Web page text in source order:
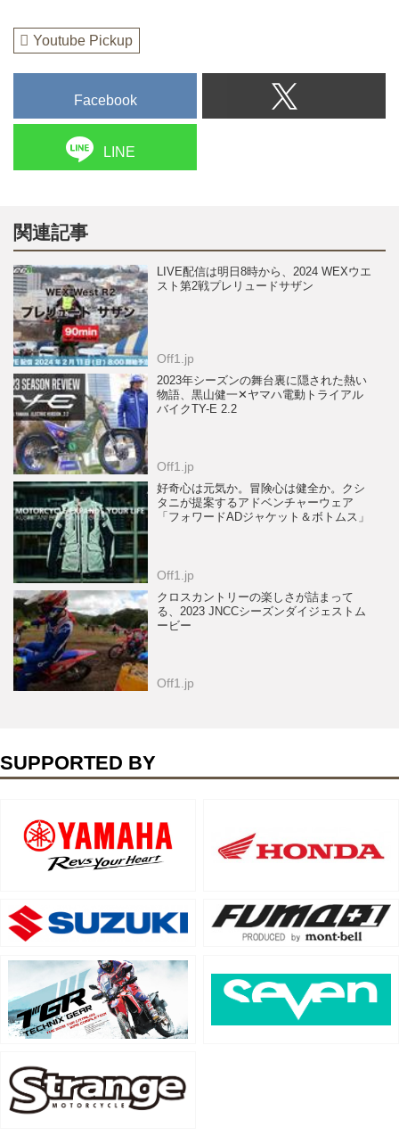
Youtube Pickup
Facebook
LINE
関連記事
LIVE配信は明日8時から、2024 WEXウエ
スト第2戦プレリュードサザン
Off1.jp
2023年シーズンの舞台裏に隠された熱い
物語、黒山健一✕ヤマハ電動トライアル
バイクTY-E 2.2
Off1.jp
好奇心は元気か。冒険心は健全か。クシ
タニが提案するアドベンチャーウェア
「フォワードADジャケット＆ボトムス」
Off1.jp
クロスカントリーの楽しさが詰まって
る、2023 JNCCシーズンダイジェストム
ービー
Off1.jp
SUPPORTED BY